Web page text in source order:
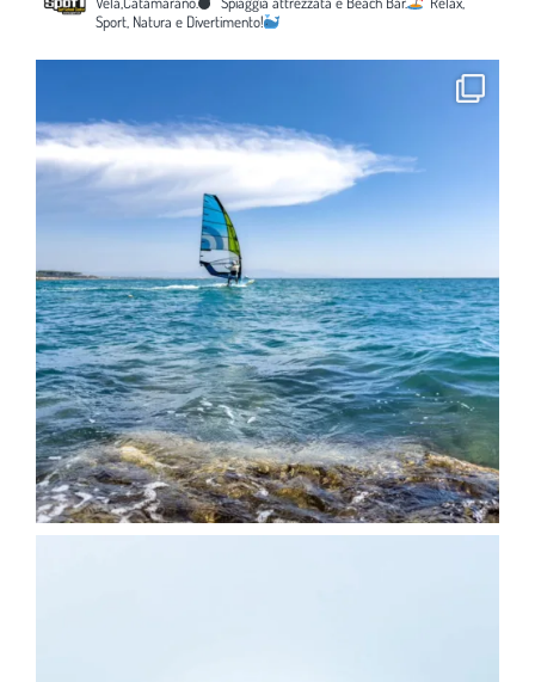
Sport, Natura e Divertimento!